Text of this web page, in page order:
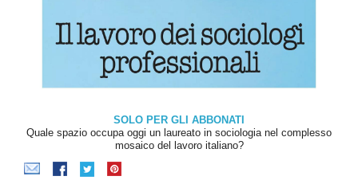
SOLO PER GLI ABBONATI
Quale spazio occupa oggi un laureato in sociologia nel complesso
mosaico del lavoro italiano?